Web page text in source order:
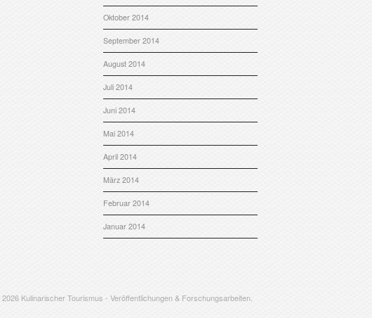
Oktober 2014
September 2014
August 2014
Juli 2014
Juni 2014
Mai 2014
April 2014
März 2014
Februar 2014
Januar 2014
Kulinarischer Tourismus - Veröffentlichungen & Forschungsarbeiten.